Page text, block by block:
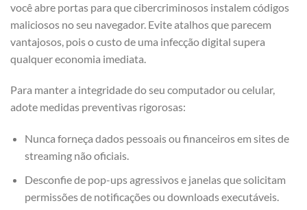
você abre portas para que cibercriminosos instalem códigos
maliciosos no seu navegador. Evite atalhos que parecem
vantajosos, pois o custo de uma infecção digital supera
qualquer economia imediata.
Para manter a integridade do seu computador ou celular,
adote medidas preventivas rigorosas:
Nunca forneça dados pessoais ou financeiros em sites de
streaming não oficiais.
Desconfie de pop-ups agressivos e janelas que solicitam
permissões de notificações ou downloads executáveis.